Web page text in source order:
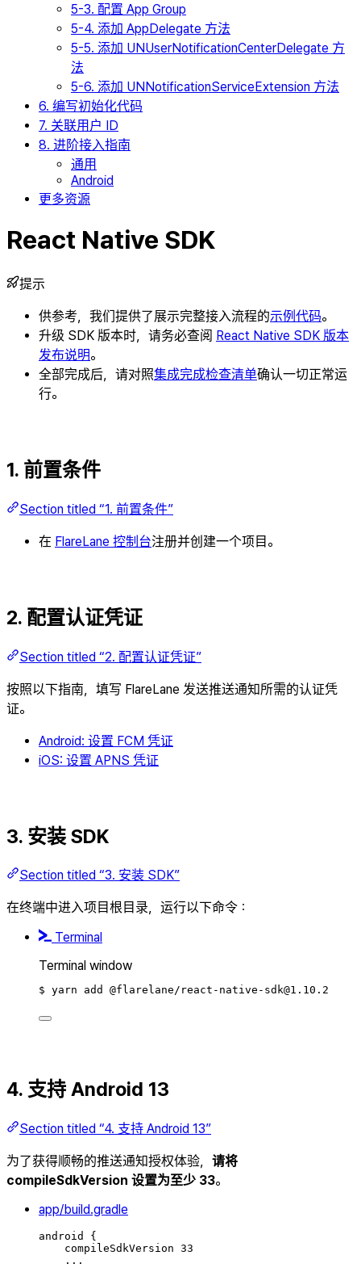
5-3. 配置 App Group
5-4. 添加 AppDelegate 方法
5-5. 添加 UNUserNotificationCenterDelegate 方
法
5-6. 添加 UNNotificationServiceExtension 方法
6. 编写初始化代码
7. 关联用户 ID
8. 进阶接入指南
通用
Android
更多资源
React Native SDK
提示
供参考，我们提供了展示完整接入流程的示例代码。
升级 SDK 版本时，请务必查阅 React Native SDK 版本
发布说明。
全部完成后，请对照集成完成检查清单确认一切正常运
行。
1. 前置条件
Section titled “1. 前置条件”
在 FlareLane 控制台注册并创建一个项目。
2. 配置认证凭证
Section titled “2. 配置认证凭证”
按照以下指南，填写 FlareLane 发送推送通知所需的认证凭
证。
Android: 设置 FCM 凭证
iOS: 设置 APNS 凭证
3. 安装 SDK
Section titled “3. 安装 SDK”
在终端中进入项目根目录，运行以下命令：
Terminal
Terminal window
$ yarn add @flarelane/react-native-sdk@1.10.2
4. 支持 Android 13
Section titled “4. 支持 Android 13”
为了获得顺畅的推送通知授权体验， 请将
compileSdkVersion 设置为至少 33。
app/build.gradle
android {
compileSdkVersion 33
...